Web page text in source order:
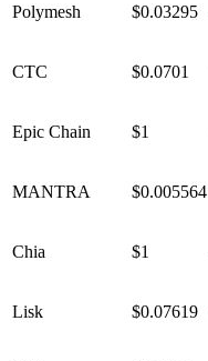
Polymesh $0.03295
CTC $0.0701
Epic Chain $1
MANTRA $0.005564
Chia $1
Lisk $0.07619